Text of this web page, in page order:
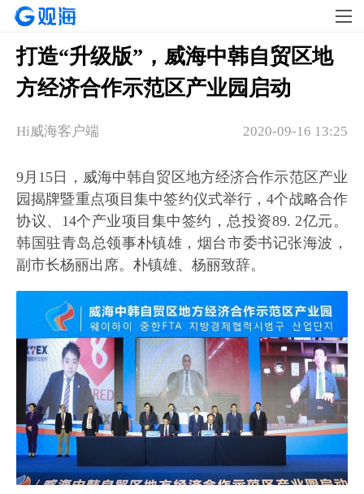
打造“升级版”，威海中韩自贸区地
方经济合作示范区产业园启动
2020-09-16 13:25
Hi威海客户端
9月15日，威海中韩自贸区地方经济合作示范区产业
园揭牌暨重点项目集中签约仪式举行，4个战略合作
协议、14个产业项目集中签约，总投资89. 2亿元。
韩国驻青岛总领事朴镇雄，烟台市委书记张海波，
副市长杨丽出席。朴镇雄、杨丽致辞。